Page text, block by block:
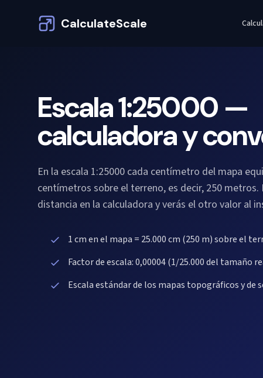
CalculateScale
Escala 1:25000 —
calculadora y
En la escala 1:25000 cada centímetro del mapa
centímetros sobre el terreno, es decir, 250 metros.
distancia en la calculadora y verás el otro valor al
1 cm en el mapa = 25.000 cm (250 m) sobre el
Factor de escala: 0,00004 (1/25.000 del tamaño
Escala estándar de los mapas topográficos y de